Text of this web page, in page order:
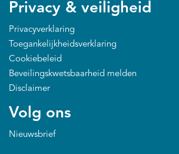
Privacy & veiligheid
Privacyverklaring
Toegankelijkheidsverklaring
Cookiebeleid
Beveilingskwetsbaarheid melden
Disclaimer
Volg ons
Nieuwsbrief